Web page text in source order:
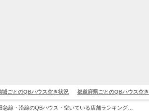
域ごとのQBハウス空き状況 都道府県ごとのQBハウス空
急線・沿線のQBハウス・空いている店舗ランキング